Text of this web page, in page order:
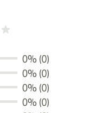
0% (0)
0% (0)
0% (0)
0% (0)